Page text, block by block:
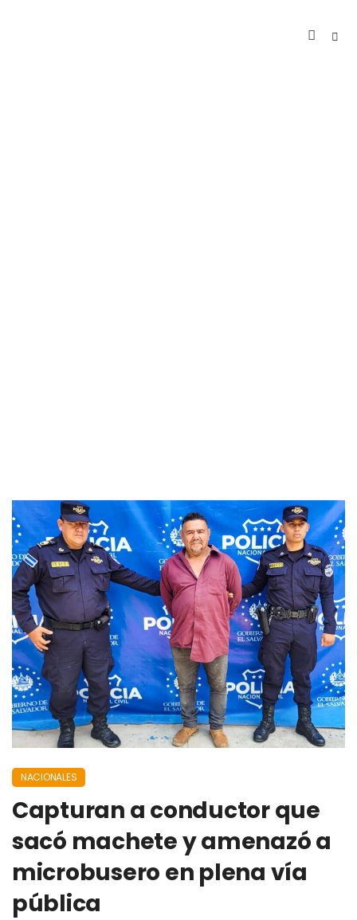
NACIONALES
Capturan a conductor que
sacó machete y amenazó a
microbusero en plena vía
pública